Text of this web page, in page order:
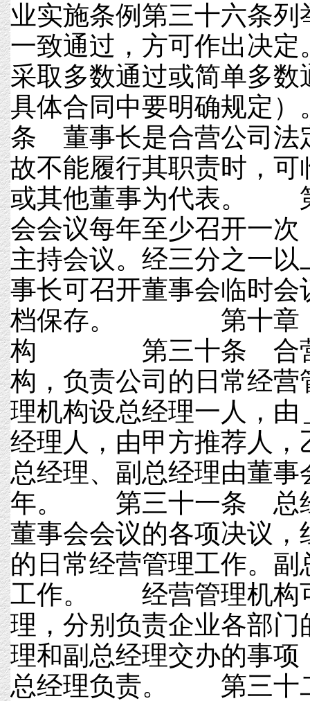
业实施条例第三十六条
一致通过，方可作出决
采取多数通过或简单多
具体合同中要明确规
条 董事长是合营公司法
故不能履行其职责时，可
或其他董事为代表。
会会议每年至少召开一
主持会议。经三分之一
事长可召开董事会临时会
档保存。 第十章
构 第三十条 合营
构，负责公司的日常经营
理机构设总经理一人，由
经理人，由甲方推荐人，
总经理、副总经理由董
年。 第三十一条 总经
董事会会议的各项决议，
的日常经营管理工作。
工作。 经营管理机构
理，分别负责企业各部门
理和副总经理交办的事项
总经理负责。 第三十